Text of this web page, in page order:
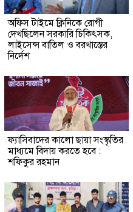
অফিস টাইমে ক্লিনিকে রোগী
দেখছিলেন সরকারি চিকিৎসক,
লাইসেন্স বাতিল ও বরখাস্তের
নির্দেশ
ফ্যাসিবাদের কালো ছায়া সংস্কৃতির
মাধ্যমে বিদায় করতে হবে :
শফিকুর রহমান